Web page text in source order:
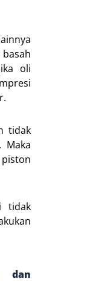
oli
tidak
Maka
tidak
dan